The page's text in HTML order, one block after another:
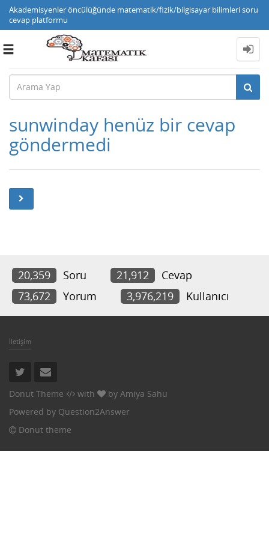
Akademisyenler öncülüğünde matematik/fizik/bilgisayar bilimleri soru
cevap platformu
Toggle
sunwinday henüz bir cevap
göndermedi
20,359 Soru 21,912
Cevap
73,672
Yorum 3,976,219 Kullanıcı
İletişim
Donut Theme with by Amiya Sahu
Powered by Question2Answer
Donut theme